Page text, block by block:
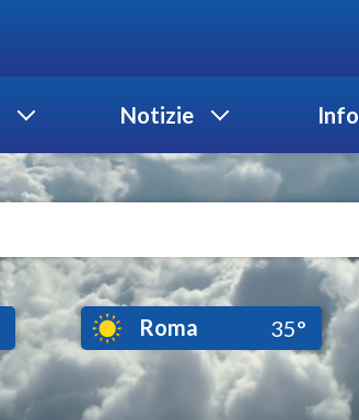
Notizie Info
Roma 35°